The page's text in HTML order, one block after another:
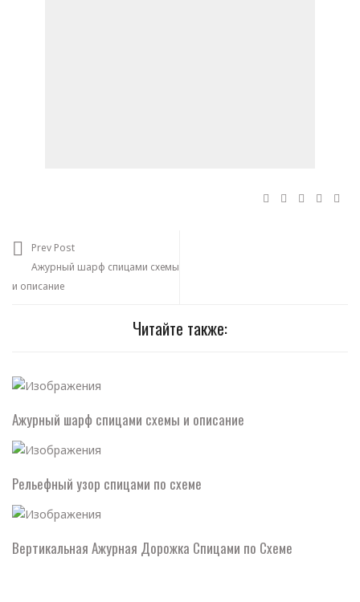
Prev Post
Ажурный шарф спицами схемы
и описание
Читайте также:
Ажурный шарф спицами схемы и описание
Рельефный узор спицами по схеме
Вертикальная Ажурная Дорожка Спицами по Схеме